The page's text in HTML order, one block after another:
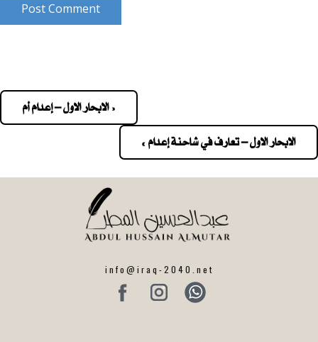
Post Comment
navigation
« الابحار الاول – إعدام أم
الابحار الاول – تعارف في شاحنة إعدام »
info@iraq-2040.net